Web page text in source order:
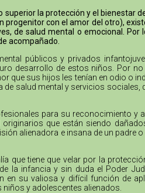
la protección y el bienestar
con el amor del otro),
de salud mental o emocional.
acompañado.
públicos y privados
desarrollo de estos niños. Por
que sus hijos les tenían en odio o
salud mental y servicios
para su reconocimiento
que están siendo
alienadora e insana de un padre
que tiene que velar por la
la infancia y sin duda el Poder
su valiosa y difícil función de
y adolescentes alienados.